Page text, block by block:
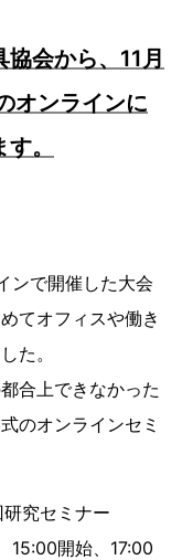
会から、11月
オンラインに
。
ンで開催した大会
てオフィスや働き
た。
合上できなかった
のオンラインセミ
究セミナー
15:00開始、17:00